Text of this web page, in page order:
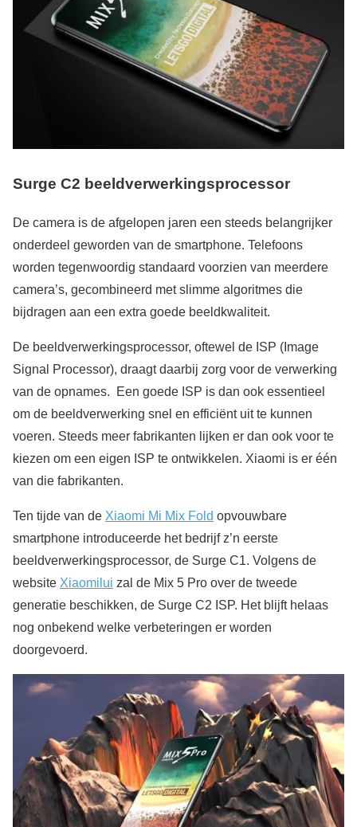
Surge C2 beeldverwerkingsprocessor
De camera is de afgelopen jaren een steeds belangrijker
onderdeel geworden van de smartphone. Telefoons
worden tegenwoordig standaard voorzien van meerdere
camera’s, gecombineerd met slimme algoritmes die
bijdragen aan een extra goede beeldkwaliteit.
De beeldverwerkingsprocessor, oftewel de ISP (Image
Signal Processor), draagt daarbij zorg voor de verwerking
van de opnames. Een goede ISP is dan ook essentieel
om de beeldverwerking snel en efficiënt uit te kunnen
voeren. Steeds meer fabrikanten lijken er dan ook voor te
kiezen om een eigen ISP te ontwikkelen. Xiaomi is er één
van die fabrikanten.
Ten tijde van de Xiaomi Mi Mix Fold opvouwbare
smartphone introduceerde het bedrijf z’n eerste
beeldverwerkingsprocessor, de Surge C1. Volgens de
website Xiaomilui zal de Mix 5 Pro over de tweede
generatie beschikken, de Surge C2 ISP. Het blijft helaas
nog onbekend welke verbeteringen er worden
doorgevoerd.